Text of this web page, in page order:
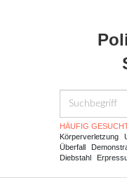
HÄUFIG
Körperverletzung
Überfall
Diebstahl